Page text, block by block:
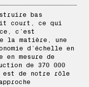
bas
court, ce qui
c’est
la matière, une
d’échelle en
mesure de
de 370 000
est de notre rôle